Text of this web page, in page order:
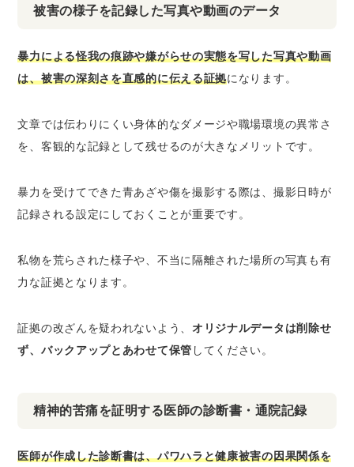
被害の様子を記録した写真や動画のデータ
暴力による怪我の痕跡や嫌がらせの実態を写した写真や動画
は、被害の深刻さを直感的に伝える証拠になります。
文章では伝わりにくい身体的なダメージや職場環境の異常さ
を、客観的な記録として残せるのが大きなメリットです。
暴力を受けてできた青あざや傷を撮影する際は、撮影日時が
記録される設定にしておくことが重要です。
私物を荒らされた様子や、不当に隔離された場所の写真も有
力な証拠となります。
証拠の改ざんを疑われないよう、 オリジナルデータは削除せ
ず、バックアップとあわせて保管 してください。
精神的苦痛を証明する医師の診断書・通院記録
医師が作成した診断書は、パワハラと健康被害の因果関係を